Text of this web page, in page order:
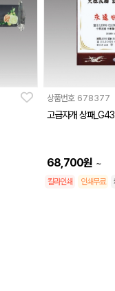
상품번호 678377
고급자개 상패
68,700원 ~
칼라인쇄 인쇄무료